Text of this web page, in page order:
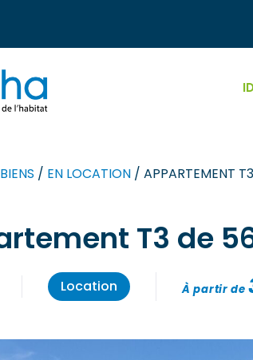
BIENS / EN LOCATION / APPARTEMENT
T3 de
Location À partir de